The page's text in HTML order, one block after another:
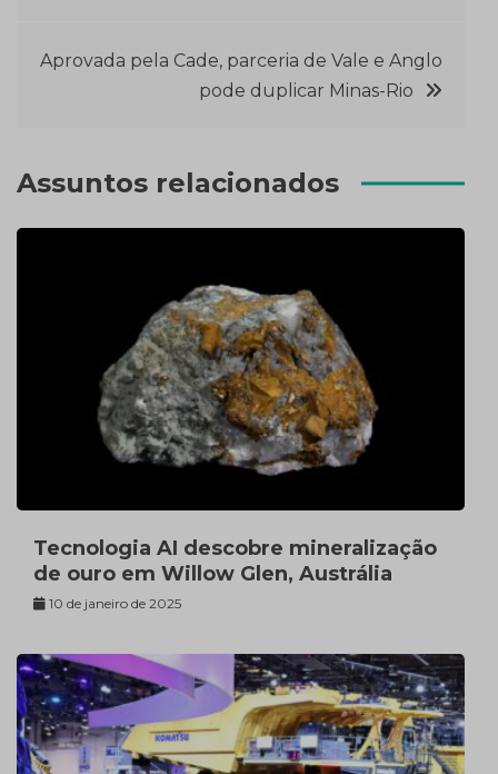
Post
Aprovada pela Cade, parceria de Vale e Anglo
pode duplicar Minas-Rio
Assuntos relacionados
Tecnologia AI descobre mineralização
de ouro em Willow Glen, Austrália
10 de janeiro de 2025